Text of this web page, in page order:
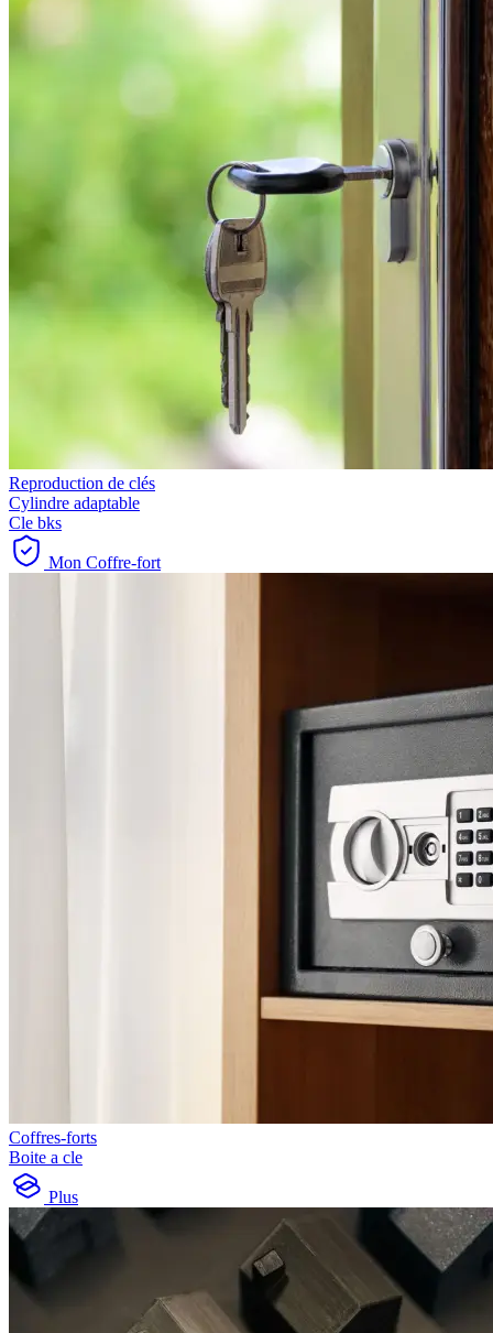
Reproduction de clés
Cylindre adaptable
Cle bks
Mon Coffre-fort
Coffres-forts
Boite a cle
Plus